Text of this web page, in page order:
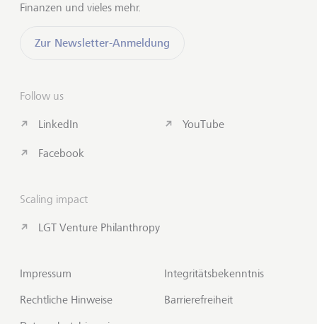
Finanzen und vieles mehr.
Zur Newsletter-Anmeldung
Follow us
LinkedIn
Facebook
YouTube
Scaling impact
LGT Venture Philanthropy
Impressum
Rechtliche Hinweise
Integritätsbekenntnis
Barrierefreiheit